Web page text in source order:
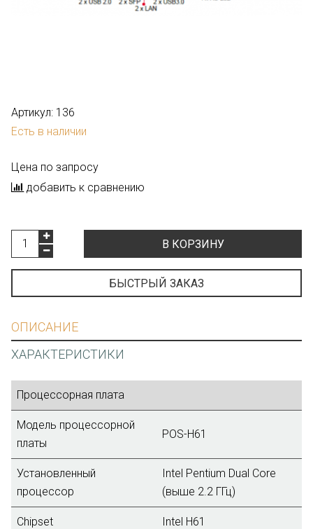
Артикул: 136
Есть в наличии
Цена по запросу
добавить к сравнению
В КОРЗИНУ
БЫСТРЫЙ ЗАКАЗ
ОПИСАНИЕ
ХАРАКТЕРИСТИКИ
Процессорная плата
Модель процессорной
платы
POS-H61
Установленный
процессор
Intel Pentium Dual Core
(выше 2.2 ГГц)
Chipset Intel H61